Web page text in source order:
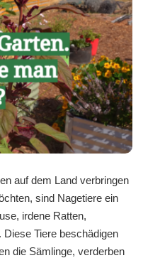
auf dem Land verbringen
sind Nagetiere ein
irdene Ratten,
Tiere beschädigen
die Sämlinge, verderben